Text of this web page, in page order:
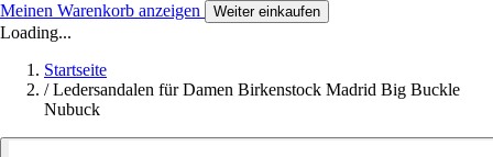
Meinen Warenkorb anzeigen Weiter einkaufen
Loading...
Startseite
/ Ledersandalen für Damen Birkenstock Madrid Big Buckle
Nubuck